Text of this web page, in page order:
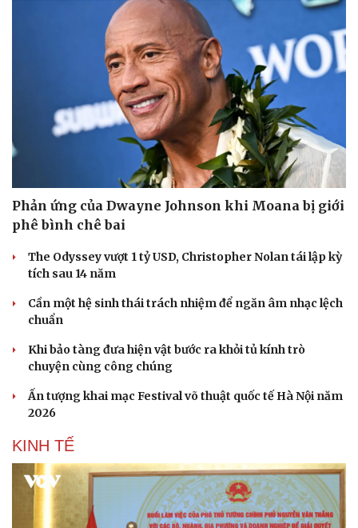
Phản ứng của Dwayne Johnson khi Moana bị giới
phê bình chê bai
The Odyssey vượt 1 tỷ USD, Christopher Nolan tái lập kỳ
tích sau 14 năm
Cần một hệ sinh thái trách nhiệm để ngăn âm nhạc lệch
chuẩn
Khi bảo tàng đưa hiện vật bước ra khỏi tủ kính trò
chuyện cùng công chúng
Ấn tượng khai mạc Festival võ thuật quốc tế Hà Nội năm
2026
KINH TẾ